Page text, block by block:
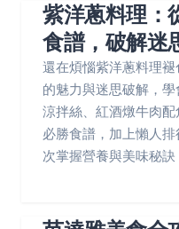
紫洋蔥料理：
食譜，破解迷
還在煩惱紫洋蔥料理
的魅力與迷思破解，
涼拌絲、紅酒燉牛肉
必勝食譜，加上懶人
次掌握營養與美味秘訣